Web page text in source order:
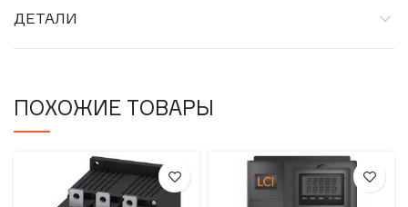
ДЕТАЛИ
ПОХОЖИЕ ТОВАРЫ